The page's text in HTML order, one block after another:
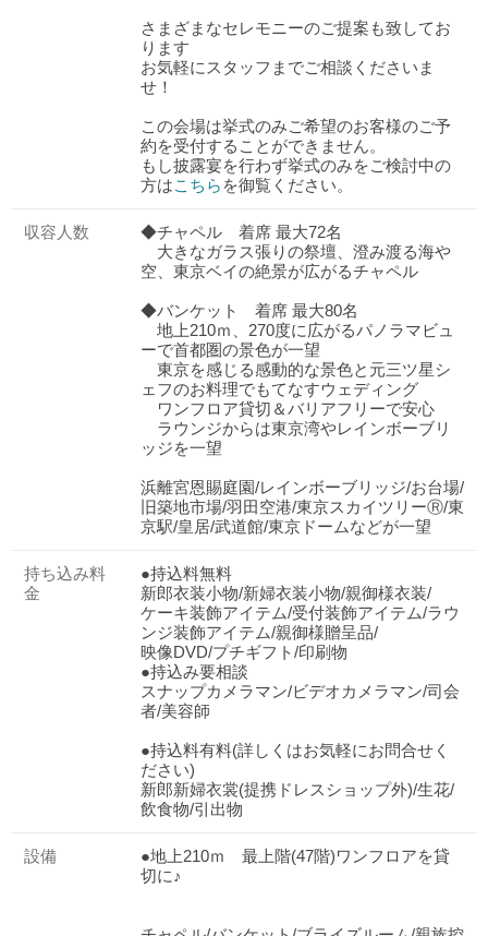
おトクな特典つきフェア
さまざまなセレモニーのご提案も致してお
ります
お気軽にスタッフまでご相談くださいま
せ！
この会場は挙式のみご希望のお客様のご予
約を受付することができません。
もし披露宴を行わず挙式のみをご検討中の
方はこちら を御覧ください。
収容人数
◆チャペル 着席 最大72名
大きなガラス張りの祭壇、澄み渡る海や
空、東京ベイの絶景が広がるチャペル
◆バンケット 着席 最大80名
地上210ｍ、270度に広がるパノラマビュ
ーで首都圏の景色が一望
東京を感じる感動的な景色と元三ツ星シ
ェフのお料理でもてなすウェディング
ワンフロア貸切＆バリアフリーで安心
ラウンジからは東京湾やレインボーブリ
ッジを一望
浜離宮恩賜庭園/レインボーブリッジ/お台場/
旧築地市場/羽田空港/東京スカイツリーⓇ/東
京駅/皇居/武道館/東京ドームなどが一望
持ち込み料
金
●持込料無料
新郎衣装小物/新婦衣装小物/親御様衣装/
ケーキ装飾アイテム/受付装飾アイテム/ラウ
ンジ装飾アイテム/親御様贈呈品/
映像DVD/プチギフト/印刷物
●持込み要相談
スナップカメラマン/ビデオカメラマン/司会
者/美容師
●持込料有料(詳しくはお気軽にお問合せく
ださい)
新郎新婦衣裳(提携ドレスショップ外)/生花/
飲食物/引出物
設備
●地上210ｍ 最上階(47階)ワンフロアを貸
切に♪